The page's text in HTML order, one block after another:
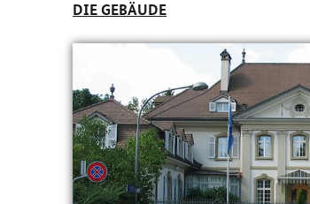
DIE GEBÄUDE